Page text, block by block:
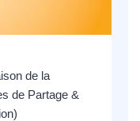
de la
de Partage &